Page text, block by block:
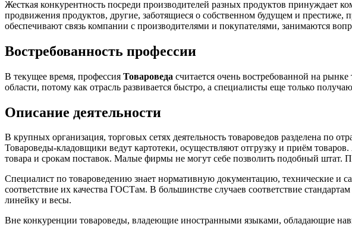
Жесткая конкурентность посреди производителей разных продуктов принуждает
продвижения продуктов, другие, заботящиеся о собственном будущем и
обеспечивают связь компании с производителями и покупателями, занимаются
Востребованность профессии
В текущее время, профессия Товароведа считается очень востребованной на
области, потому как отрасль развивается быстро, а специалисты еще только
Описание деятельности
В крупных организация, торговых сетях деятельность товароведов разделена по
Товароведы-кладовщики ведут картотеки, осуществляют отгрузку и приём
товара и срокам поставок. Малые фирмы не могут себе позволить подобный штат.
Специалист по товароведению знает нормативную документацию, технические и
соответствие их качества ГОСТам. В большинстве случаев соответствие
линейку и весы.
Вне конкуренции товароведы, владеющие иностранными языками, обладающие